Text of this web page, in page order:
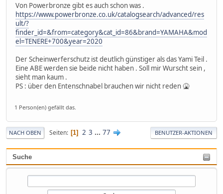
Suche
Von Powerbronze gibt es auch schon was .
https://www.powerbronze.co.uk/catalogsearch/advanced/res
ult/?
finder_id=&from=category&cat_id=86&brand=YAMAHA&mod
el=TENERE+700&year=2020
Der Scheinwerferschutz ist deutlich günstiger als das Yami Teil .
Eine ABE werden sie beide nicht haben . Soll mir Wurscht sein ,
sieht man kaum .
PS : über den Entenschnabel brauchen wir nicht reden 🤮
1 Person(en) gefällt das.
NACH OBEN Seiten 1 2 3 ... 77 BENUTZER-AKTIONEN